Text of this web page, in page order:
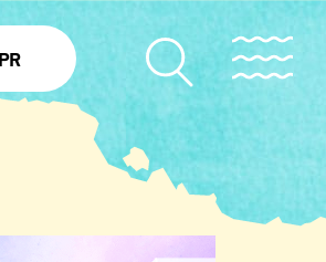
先島諸島
PR